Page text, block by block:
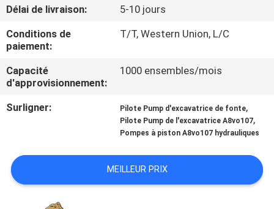
CONTRÔLE
DE
QUALITÉ
CONTACTEZ-
NOUS
NOUVELLES
CAS
Délai de livraison:
5-10 jours
Conditions de
paiement:
T/T, Western Union, L/C
Capacité
d'approvisionnement:
1000 ensembles/mois
Surligner: Pilote Pump d'excavatrice de fonte,
Pilote Pump de l'excavatrice A8vo107,
Pompes à piston A8vo107 hydrauliques
MEILLEUR PRIX